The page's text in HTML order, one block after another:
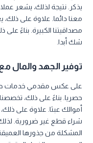
يذكر. نتيجة لذلك، يشعر
معنا دائما. علاوة على ذلك،
مصداقيتنا الكبيرة. بناءً على
شك أبدا.
توفير الجهد والمال مع
على عكس مقدمي خدمات
حصريا. بناءً على ذلك،
أموالك عبثا. علاوة على
شراء قطع غير ضرورية.
المشكلة من جذورها